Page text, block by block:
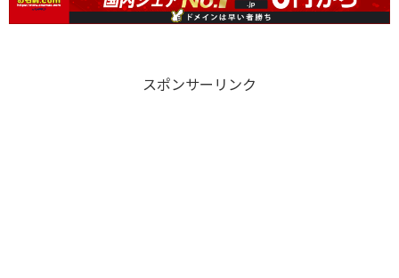
スポンサーリンク